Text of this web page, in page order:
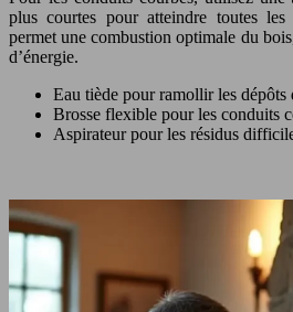
plus courtes pour atteindre toutes
permet une combustion optimale du
d’énergie.
Eau tiède pour ramollir les dépôts
Brosse flexible pour les conduits
Aspirateur pour les résidus